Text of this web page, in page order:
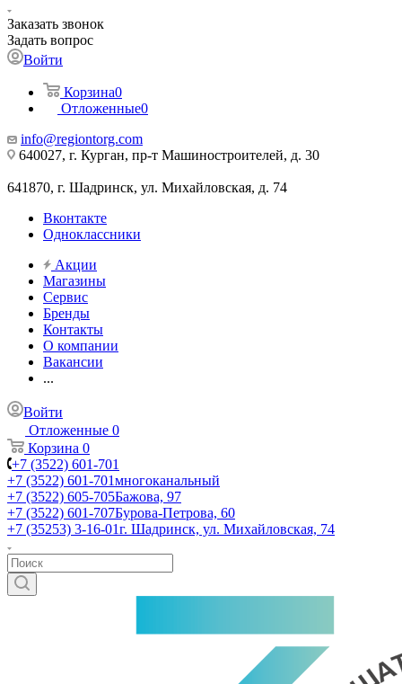
Заказать звонок
Задать вопрос
Войти
Корзина0
Отложенные0
info@regiontorg.com
640027, г. Курган, пр-т Машиностроителей, д. 30
641870, г. Шадринск, ул. Михайловская, д. 74
Вконтакте
Одноклассники
Акции
Магазины
Сервис
Бренды
Контакты
О компании
Вакансии
...
Войти
Отложенные 0
Корзина 0
+7 (3522) 601-701
+7 (3522) 601-701многоканальный
+7 (3522) 605-705Бажова, 97
+7 (3522) 601-707Бурова-Петрова, 60
+7 (35253) 3-16-01г. Шадринск, ул. Михайловская, 74